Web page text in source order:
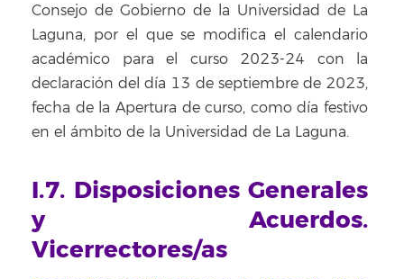
Consejo de Gobierno de la Universidad de La
Laguna, por el que se modifica el calendario
académico para el curso 2023-24 con la
declaración del día 13 de septiembre de 2023,
fecha de la Apertura de curso, como día festivo
en el ámbito de la Universidad de La Laguna.
I.7. Disposiciones Generales
y Acuerdos.
Vicerrectores/as